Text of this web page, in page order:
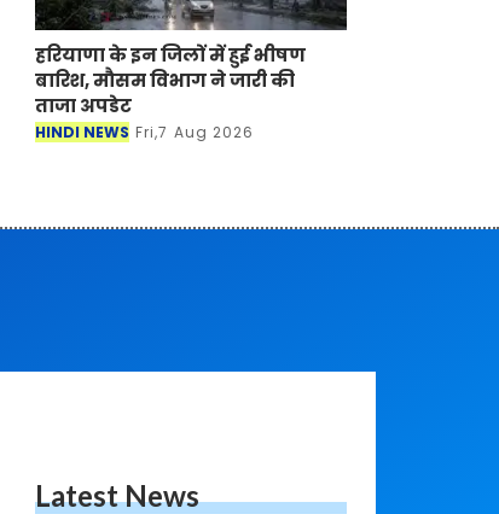
हरियाणा के इन जिलों में हुई भीषण
बारिश, मौसम विभाग ने जारी की
ताजा अपडेट
HINDI NEWS Fri,7 Aug 2026
Latest News